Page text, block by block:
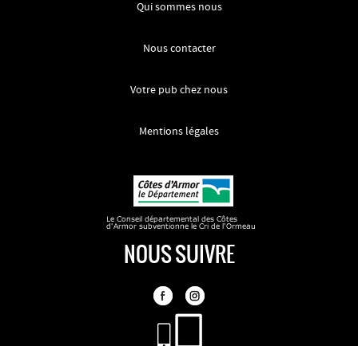
Qui sommes nous
Nous contacter
Votre pub chez nous
Mentions légales
NOUS SUIVRE